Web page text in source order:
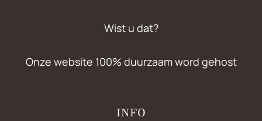
Wist u dat?
Onze website 100% duurzaam word gehost
INFO